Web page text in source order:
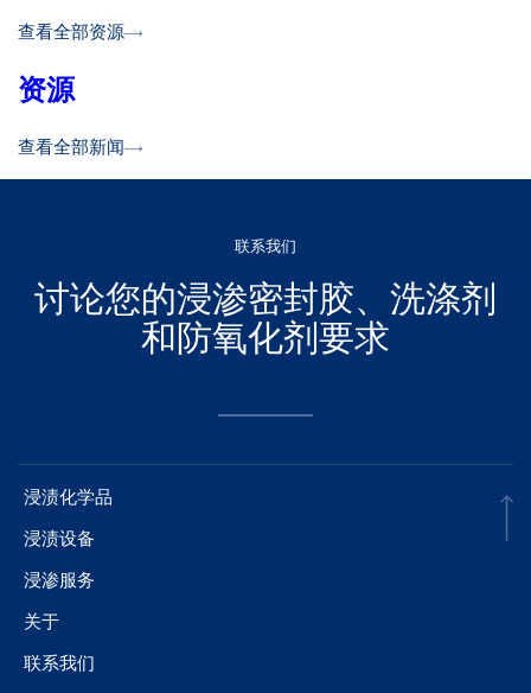
查看全部资源
资源
查看全部新闻
联系我们
讨论您的浸渗密封胶、洗涤剂
和防氧化剂要求
浸渍化学品
浸渍设备
浸渗服务
关于
联系我们